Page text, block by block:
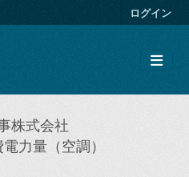
ログイン
株式会社
力量（空調）